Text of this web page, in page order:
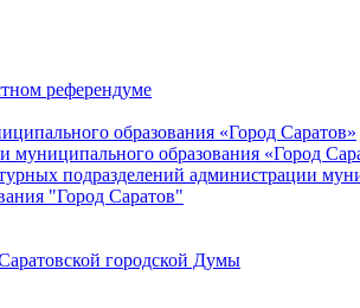
референдуме
образования «Город Саратов»
образования «Город
подразделений администрации
"Город Саратов"
городской Думы